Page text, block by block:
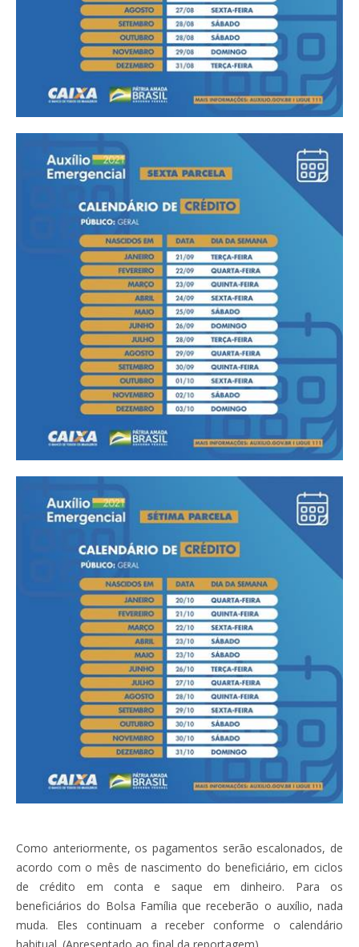
Como anteriormente, os pagamentos serão escalonados, de
acordo com o mês de nascimento do beneficiário, em ciclos
de crédito em conta e saque em dinheiro. Para os
beneficiários do Bolsa Família que receberão o auxílio, nada
muda. Eles continuam a receber conforme o calendário
habitual. (Apresentado ao final da reportagem)